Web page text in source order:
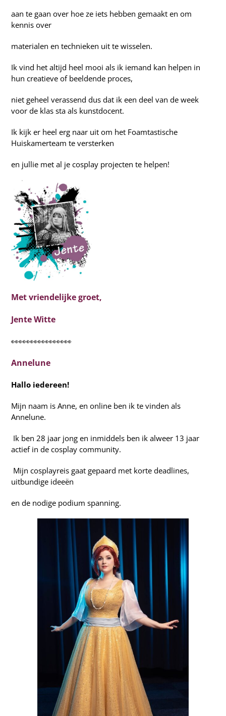
aan te gaan over hoe ze iets hebben gemaakt en om
kennis over
materialen en technieken uit te wisselen.
Ik vind het altijd heel mooi als ik iemand kan helpen in
hun creatieve of beeldende proces,
niet geheel verassend dus dat ik een deel van de week
voor de klas sta als kunstdocent.
Ik kijk er heel erg naar uit om het Foamtastische
Huiskamerteam te versterken
en jullie met al je cosplay projecten te helpen!
Met vriendelijke groet,
Jente Witte
👀👀👀👀👀👀👀👀
Annelune
Hallo iedereen!
Mijn naam is Anne, en online ben ik te vinden als
Annelune.
Ik ben 28 jaar jong en inmiddels ben ik alweer 13 jaar
actief in de cosplay community.
Mijn cosplayreis gaat gepaard met korte deadlines,
uitbundige ideeën
en de nodige podium spanning.